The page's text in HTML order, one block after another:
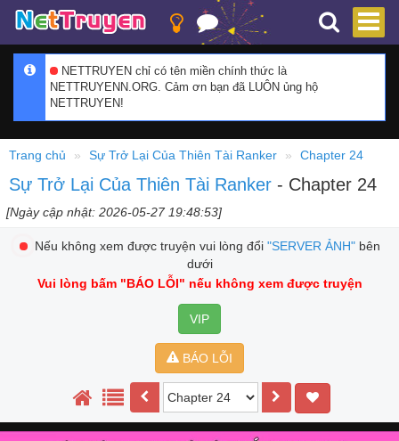
NETTRUYEN chỉ có tên miền chính thức là
NETTRUYENN.ORG. Cảm ơn bạn đã LUÔN ủng hộ
NETTRUYEN!
Trang chủ Sự Trở Lại Của Thiên Tài Ranker Chapter 24
Sự Trở Lại Của Thiên Tài Ranker - Chapter 24
[Ngày cập nhật: 2026-05-27 19:48:53]
Nếu không xem được truyện vui lòng đổi "SERVER ẢNH"bên
dưới
Vui lòng bấm "BÁO LỖI" nếu không xem được truyện
VIP
BÁO LỖI